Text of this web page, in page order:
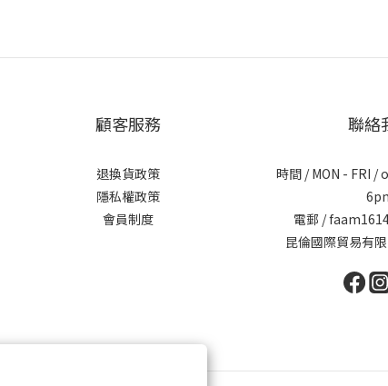
顧客服務
退換貨政策
隱私權政策
會員制度
聯絡
時間 / MON - FRI /
電郵 /
昆倫國際貿易有